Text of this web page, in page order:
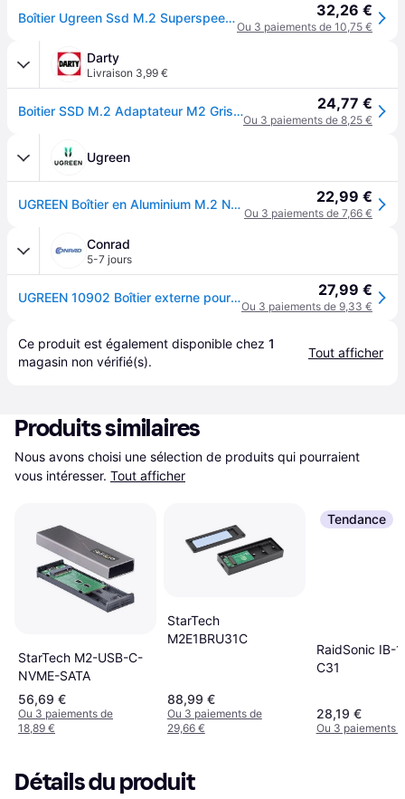
Boîtier Ugreen Ssd M.2 Superspeed 10 Gbit/s Gris 32,26 €
Ou 3 paiements de 10,75 €
Darty
Livraison 3,99 €
Boitier SSD M.2 Adaptateur M2 Gris Anodisé 24,77 €
Ou 3 paiements de 8,25 €
Ugreen
UGREEN Boîtier en Aluminium M.2 NVMe PCIE USB 3.2 Gen 2 10Gbps 22,99 €
Ou 3 paiements de 7,66 €
Conrad
5-7 jours
UGREEN 10902 Boîtier externe pour SSD M.2 PCIe NVMe M.2 PCIe NVMe 10 GBit/s PCI-Express 10902 27,99 €
Ou 3 paiements de 9,33 €
Ce produit est également disponible chez 1
magasin non vérifié(s).
Tout afficher
Produits similaires
Nous avons choisi une sélection de produits qui pourraient
vous intéresser. Tout afficher
StarTech M2-USB-C-
NVME-SATA
56,69 €
Ou 3 paiements de
18,89 €
StarTech
M2E1BRU31C
88,99 €
Ou 3 paiements de
29,66 €
Tendance
RaidSonic IB-
C31
28,19 €
Ou 3 paiements
Détails du produit